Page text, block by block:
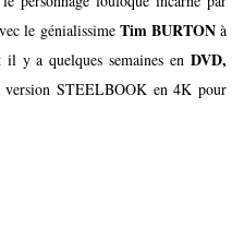
le génialissime Tim BURTONà
y a quelques semaines en DVD,
STEELBOOK en 4K pour